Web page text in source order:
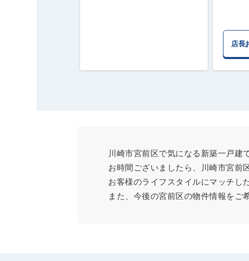
店長
川崎市宮前区で気になる新築一戸建
お時間ございましたら、川崎市宮前
お客様のライフスタイルにマッチし
また、今後の宮前区の物件情報をご